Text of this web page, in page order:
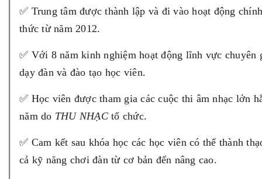
✅ Trung tâm được thành lập và đi vào hoạt động chính
thức từ năm 2012.
✅ Với 8 năm kinh nghiệm hoạt động lĩnh vực chuyên
dạy đàn và đào tạo học viên.
✅ Học viên được tham gia các cuộc thi âm nhạc lớn
năm do THU NHẠCtổ chức.
✅ Cam kết sau khóa học các học viên có thể thành
cả kỹ năng chơi đàn từ cơ bản đến nâng cao.